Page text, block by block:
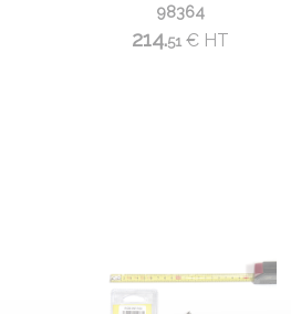
98364
214.51 € HT